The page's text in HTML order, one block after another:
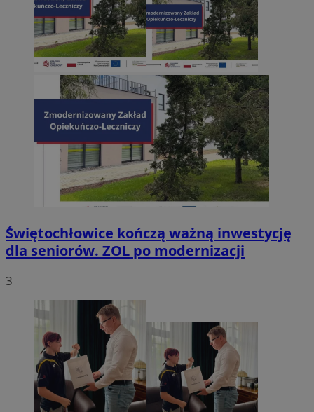
Świętochłowice kończą ważną inwestycję
dla seniorów. ZOL po modernizacji
3